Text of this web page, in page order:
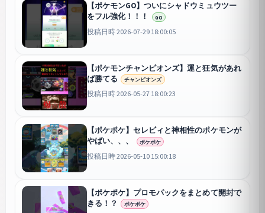
【ポケモンGO】ついにシャドウミュウツー
をフル強化！！！
GO
投稿日時 2026-07-29 18:00:05
【ポケモンチャンピオンズ】運と狂気があれ
ば勝てる
チャンピオンズ
投稿日時 2026-05-27 18:00:23
【ポケポケ】セレビィと神相性のポケモンが
やばい、、、
ポケポケ
投稿日時 2026-05-10 15:00:18
【ポケポケ】プロモパックをまとめて開封で
きる！？
ポケポケ